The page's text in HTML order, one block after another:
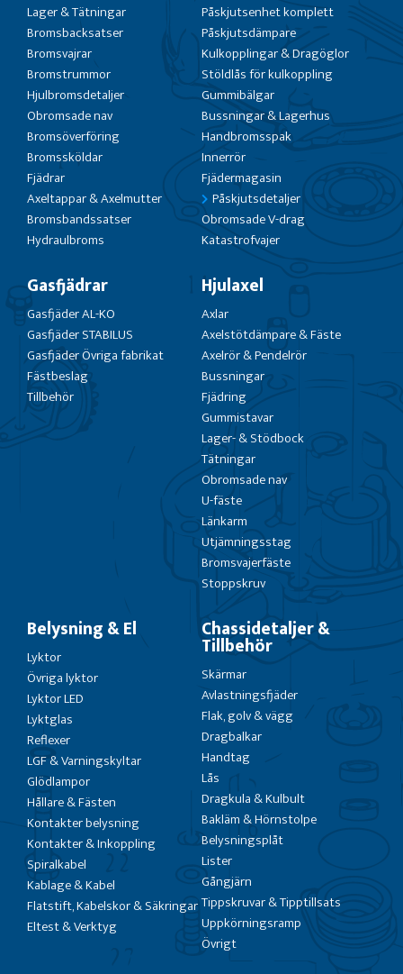
Lager & Tätningar
Bromsbacksatser
Bromsvajrar
Bromstrummor
Hjulbromsdetaljer
Obromsade nav
Bromsöverföring
Bromssköldar
Fjädrar
Axeltappar & Axelmutter
Bromsbandssatser
Hydraulbroms
Påskjutsenhet komplett
Påskjutsdämpare
Kulkopplingar & Dragöglor
Stöldlås för kulkoppling
Gummibälgar
Bussningar & Lagerhus
Handbromsspak
Innerrör
Fjädermagasin
Påskjutsdetaljer
Obromsade V-drag
Katastrofvajer
Gasfjädrar
Gasfjäder AL-KO
Gasfjäder STABILUS
Gasfjäder Övriga fabrikat
Fästbeslag
Tillbehör
Hjulaxel
Axlar
Axelstötdämpare & Fäste
Axelrör & Pendelrör
Bussningar
Fjädring
Gummistavar
Lager- & Stödbock
Tätningar
Obromsade nav
U-fäste
Länkarm
Utjämningsstag
Bromsvajerfäste
Stoppskruv
Belysning & El
Lyktor
Övriga lyktor
Lyktor LED
Lyktglas
Reflexer
LGF & Varningskyltar
Glödlampor
Hållare & Fästen
Kontakter belysning
Kontakter & Inkoppling
Spiralkabel
Kablage & Kabel
Flatstift, Kabelskor & Säkringar
Eltest & Verktyg
Chassidetaljer &
Tillbehör
Skärmar
Avlastningsfjäder
Flak, golv & vägg
Dragbalkar
Handtag
Lås
Dragkula & Kulbult
Bakläm & Hörnstolpe
Belysningsplåt
Lister
Gångjärn
Tippskruvar & Tipptillsats
Uppkörningsramp
Övrigt